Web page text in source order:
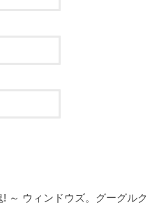
～ ウィンドウズ。グーグルク